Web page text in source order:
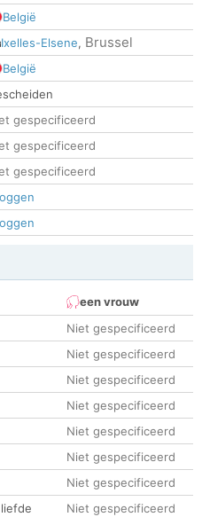
België
Ixelles-Elsene, Brussel
België
gespecificeerd
gespecificeerd
gespecificeerd
een vrouw
Niet gespecificeerd
Niet gespecificeerd
Niet gespecificeerd
Niet gespecificeerd
Niet gespecificeerd
Niet gespecificeerd
Niet gespecificeerd
Niet gespecificeerd